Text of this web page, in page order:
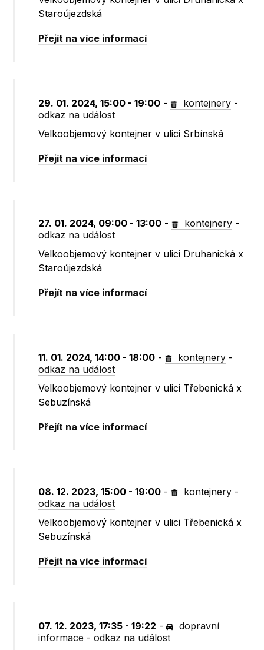
Staroújezdská
Přejít na více informací
29. 01. 2024, 15:00 - 19:00 - kontejnery -
odkaz na událost
Velkoobjemový kontejner v ulici Srbínská
Přejít na více informací
27. 01. 2024, 09:00 - 13:00 - kontejnery -
odkaz na událost
Velkoobjemový kontejner v ulici Druhanická x
Staroújezdská
Přejít na více informací
11. 01. 2024, 14:00 - 18:00 - kontejnery -
odkaz na událost
Velkoobjemový kontejner v ulici Třebenická x
Sebuzínská
Přejít na více informací
08. 12. 2023, 15:00 - 19:00 - kontejnery -
odkaz na událost
Velkoobjemový kontejner v ulici Třebenická x
Sebuzínská
Přejít na více informací
07. 12. 2023, 17:35 - 19:22 -
dopravní
informace -odkaz na událost